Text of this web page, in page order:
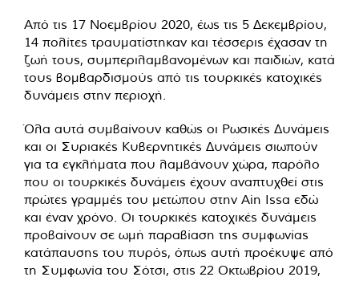
Από τις 17 Νοεμβρίου 2020, έως τις 5 Δεκεμβρίου,
14 πολίτες τραυματίστηκαν και τέσσερις έχασαν τη
ζωή τους, συμπεριλαμβανομένων και παιδιών, κατά
τους βομβαρδισμούς από τις τουρκικές κατοχικές
δυνάμεις στην περιοχή.
Όλα αυτά συμβαίνουν καθώς οι Ρωσικές Δυνάμεις
και οι Συριακές Κυβερνητικές Δυνάμεις σιωπούν
για τα εγκλήματα που λαμβάνουν χώρα, παρόλο
που οι τουρκικές δυνάμεις έχουν αναπτυχθεί στις
πρώτες γραμμές του μετώπου στην Ain Issa εδώ
και έναν χρόνο. Οι τουρκικές κατοχικές δυνάμεις
προβαίνουν σε ωμή παραβίαση της συμφωνίας
κατάπαυσης του πυρός, όπως αυτή προέκυψε από
τη Συμφωνία του Σότσι, στις 22 Οκτωβρίου 2019,